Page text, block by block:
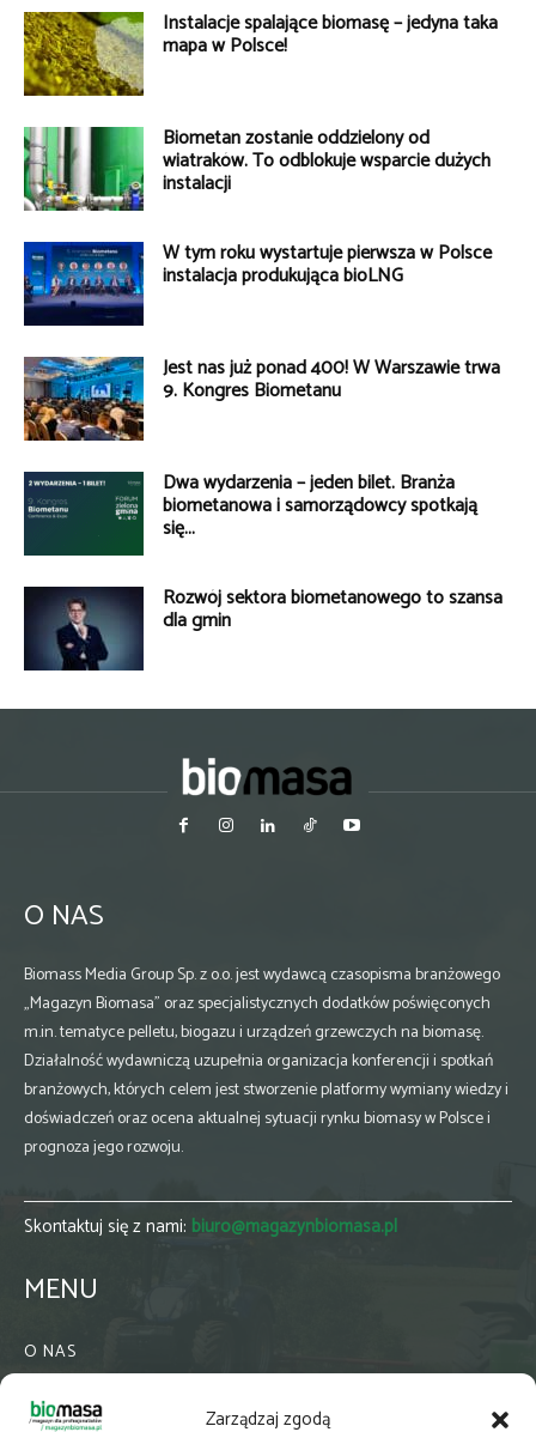
Zarządzaj zgodą
Instalacje spalające biomasę – jedyna taka
mapa w Polsce!
Biometan zostanie oddzielony od
wiatraków. To odblokuje wsparcie dużych
instalacji
W tym roku wystartuje pierwsza w Polsce
instalacja produkująca bioLNG
Jest nas już ponad 400! W Warszawie trwa
9. Kongres Biometanu
Dwa wydarzenia – jeden bilet. Branża
biometanowa i samorządowcy spotkają
się...
Rozwój sektora biometanowego to szansa
dla gmin
O NAS
Biomass Media Group Sp. z o.o. jest wydawcą czasopisma branżowego
„Magazyn Biomasa” oraz specjalistycznych dodatków poświęconych
m.in. tematyce pelletu, biogazu i urządzeń grzewczych na biomasę.
Działalność wydawniczą uzupełnia organizacja konferencji i spotkań
branżowych, których celem jest stworzenie platformy wymiany wiedzy i
doświadczeń oraz ocena aktualnej sytuacji rynku biomasy w Polsce i
prognoza jego rozwoju.
Skontaktuj się z nami: biuro@magazynbiomasa.pl
MENU
O NAS
WSPÓŁPRACA